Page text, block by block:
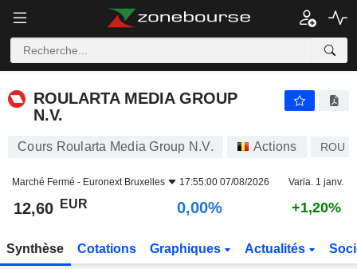
ROULARTA MEDIA GROUP N.V.
ROULARTA MEDIA GROUP
N.V.
Cours Roularta Media Group N.V. Actions ROU
Marché Fermé - Euronext Bruxelles 17:55:00 07/08/2026 Varia. 1 janv.
12,60 EUR 0,00% +1,20%
Synthèse Cotations Graphiques Actualités